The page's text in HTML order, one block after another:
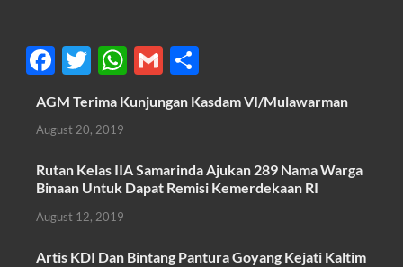
F
ac
e
b
o
o
k
T
w
itt
er
W
h
at
A
p
G
ail
h
ar
AGM Terima Kunjungan Kasdam VI/Mulawarman
August 20, 2019
Rutan Kelas IIA Samarinda Ajukan 289 Nama Warga
Binaan Untuk Dapat Remisi Kemerdekaan RI
August 12, 2019
Artis KDI Dan Bintang Pantura Goyang Kejati Kaltim